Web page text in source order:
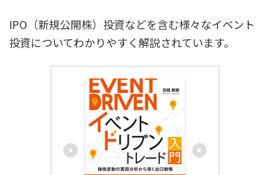
IPO（新規公開株）投資などを含む様々なイベント
投資についてわかりやすく解説されています。